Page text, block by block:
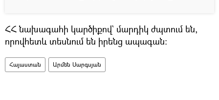
ՀՀ նախագահի կարծիքով` մարդիկ ժպտում են,
որովհետև տեսնում են իրենց ապագան։
Հայաստան Արմեն Սարգսյան